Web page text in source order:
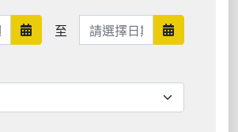
日期範圍開始
至 日期範圍結束 日期範圍